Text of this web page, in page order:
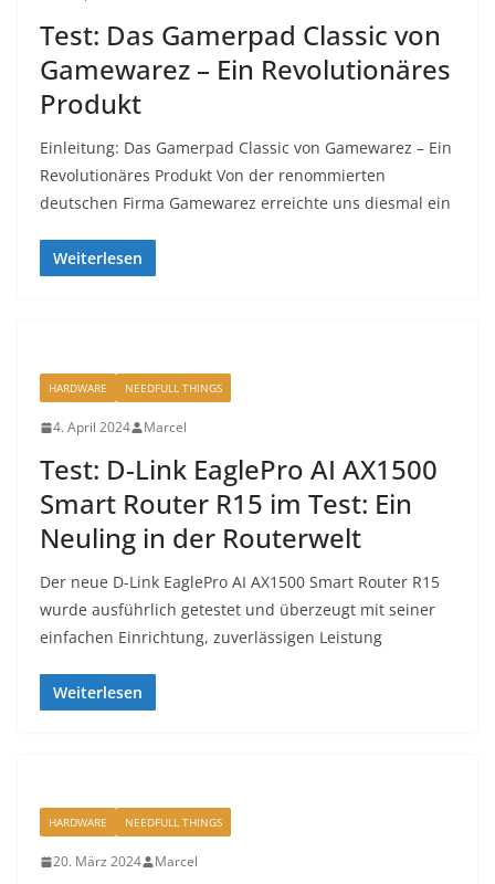
Test: Das Gamerpad Classic von
Gamewarez – Ein Revolutionäres
Produkt
Einleitung: Das Gamerpad Classic von Gamewarez – Ein
Revolutionäres Produkt Von der renommierten
deutschen Firma Gamewarez erreichte uns diesmal ein
Weiterlesen
HARDWARE NEEDFULL THINGS
4. April 2024 Marcel
Test: D-Link EaglePro AI AX1500
Smart Router R15 im Test: Ein
Neuling in der Routerwelt
Der neue D-Link EaglePro AI AX1500 Smart Router R15
wurde ausführlich getestet und überzeugt mit seiner
einfachen Einrichtung, zuverlässigen Leistung
Weiterlesen
HARDWARE NEEDFULL THINGS
20. März 2024 Marcel